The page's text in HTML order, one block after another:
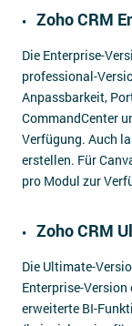
Zoho CRM
Die Enterprise-
professional-
Anpassbarkeit,
CommandCenter
Verfügung. Auch
erstellen. Für
pro Modul zur
Zoho CRM
Die Ultimate-
Enterprise-
erweiterte BI-